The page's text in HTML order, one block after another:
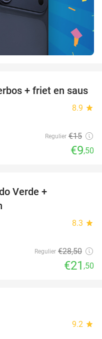
37%
+ friet en saus
8.9 star
Regulier €15
€9,50
Verde +
8.3 star
Regulier €28,50
€21 ,50
9.2 star